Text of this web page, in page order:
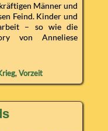
Männer und
Feind. Kinder und
– so wie die
von Anneliese
,Vorzeit